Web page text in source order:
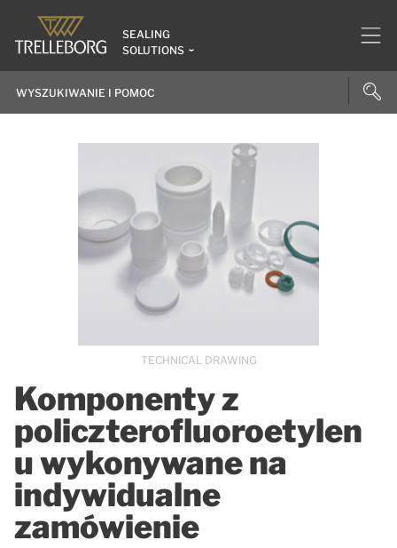
SEALING
SOLUTIONS
Komponenty z
policzterofluoroetylen
u wykonywane na
indywidualne
zamówienie
TECHNICAL DRAWING